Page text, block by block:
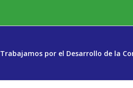
Trabajamos por el Desarrollo de la